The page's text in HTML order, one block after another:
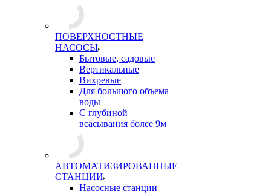
ПОВЕРХНОСТНЫЕ
НАСОСЫ
Бытовые, садовые
Вертикальные
Вихревые
Для большого объема
воды
С глубиной
всасывания более 9м
АВТОМАТИЗИРОВАННЫЕ
СТАНЦИИ
Насосные станции